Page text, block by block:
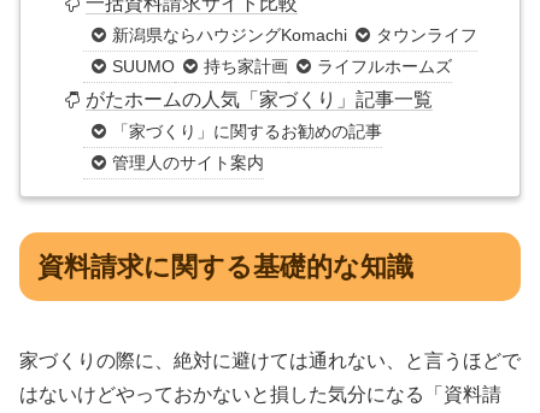
新潟県ならハウジングKomachi
タウンライフ
SUUMO
持ち家計画 ライフルホームズ
がたホームの人気「家づくり」記事一覧
「家づくり」に関するお勧めの記事
管理人のサイト案内
資料請求に関する基礎的な知識
家づくりの際に、絶対に避けては通れない、と言うほどで
はないけどやっておかないと損した気分になる「資料請